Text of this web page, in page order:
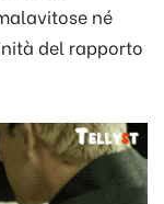
né
del rapporto